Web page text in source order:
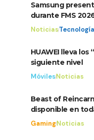
Samsung
durante FMS
NoticiasTecnología
HUAWEI lleva los
siguiente nivel
MóvilesNoticias
Beast of
disponible en
GamingNoticias